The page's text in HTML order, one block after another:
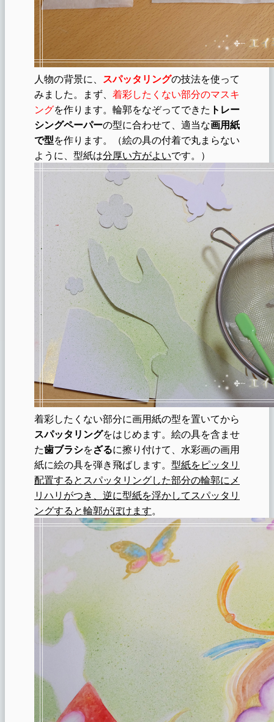
人物の背景に、 スパッタリングの技法を使って
みました。まず、 着彩したくない部分のマスキ
ングを作ります。輪郭をなぞってできた トレー
シングペーパーの型に合わせて、適当な画用紙
で型を作ります。（絵の具の付着で丸まらない
ように、型紙は分厚い方がよいです。）
着彩したくない部分に画用紙の型を置いてから
スパッタリングをはじめます。絵の具を含ませ
た歯ブラシをざるに擦り付けて、水彩画の画用
紙に絵の具を弾き飛ばします。 型紙をピッタリ
配置するとスパッタリングした部分の輪郭にメ
リハリがつき、逆に型紙を浮かしてスパッタリ
ングすると輪郭がぼけます。